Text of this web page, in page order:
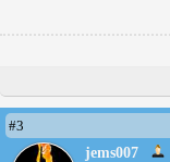
#3
jems007